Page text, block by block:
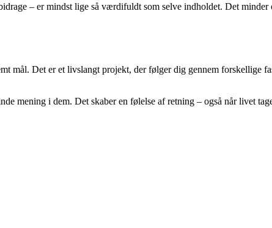
– er mindst lige så værdifuldt som selve indholdet. Det
mål. Det er et livslangt projekt, der følger dig gennem forskellige
mening i dem. Det skaber en følelse af retning – også når livet